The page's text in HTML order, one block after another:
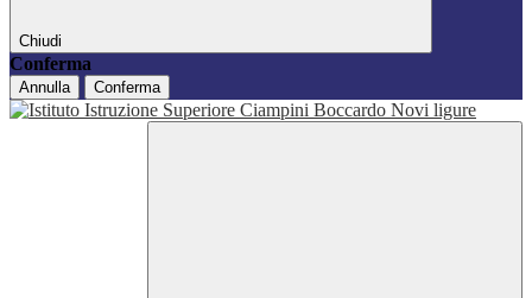
Chiudi
Conferma
Annulla Conferma